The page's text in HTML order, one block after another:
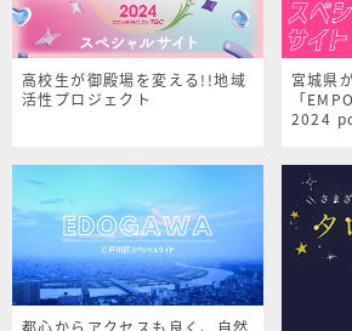
高校生が御殿場を変える!!地域
活性プロジェクト
宮城県
「
2024